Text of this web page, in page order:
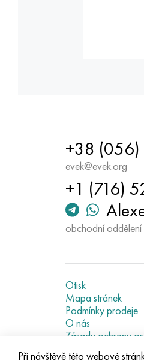
+38
evek@evek.org
+1 (716)
obchodní oddělení
Otisk
Mapa stránek
Podmínky prodeje
O nás
Zásady ochrany
Current metal prices
Při návštěvě této webové